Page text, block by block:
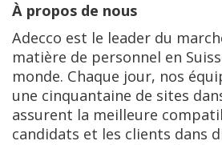
À propos de nous
Adecco est le leader du
matière de personnel en
monde. Chaque jour, nos
une cinquantaine de sites
assurent la meilleure
candidats et les clients dans